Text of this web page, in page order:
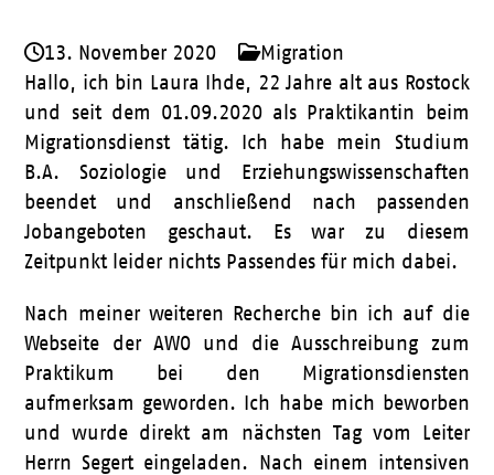
13. November 2020
Migration
Hallo, ich bin Laura Ihde, 22 Jahre alt aus Rostock
und seit dem 01.09.2020 als Praktikantin beim
Migrationsdienst tätig. Ich habe mein Studium
B.A. Soziologie und Erziehungswissenschaften
beendet und anschließend nach passenden
Jobangeboten geschaut. Es war zu diesem
Zeitpunkt leider nichts Passendes für mich dabei.
Nach meiner weiteren Recherche bin ich auf die
Webseite der AWO und die Ausschreibung zum
Praktikum bei den Migrationsdiensten
aufmerksam geworden. Ich habe mich beworben
und wurde direkt am nächsten Tag vom Leiter
Herrn Segert eingeladen. Nach einem intensiven